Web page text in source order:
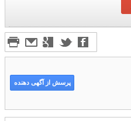
پرسش از آگهی دهنده